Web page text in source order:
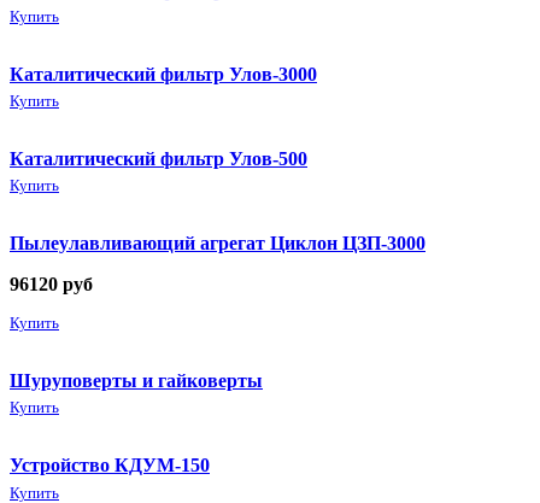
Купить
Каталитический фильтр Улов-3000
Купить
Каталитический фильтр Улов-500
Купить
Пылеулавливающий агрегат Циклон ЦЗП-3000
96120 руб
Купить
Шуруповерты и гайковерты
Купить
Устройство КДУМ-150
Купить